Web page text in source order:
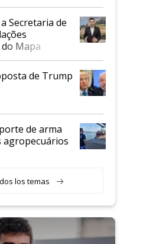
Secretaria de
Mapa
de Trump
de arma
agropecuários
los temas